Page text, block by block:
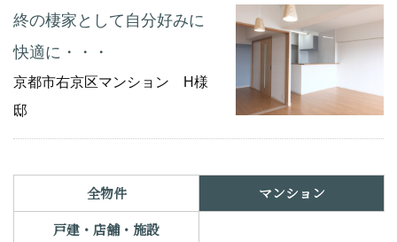
終の棲家として自分好みに
快適に・・・
京都市右京区マンション H様
邸
全物件
マンション
戸建・店舗・施設